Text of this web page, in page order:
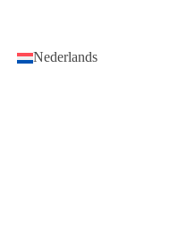
Nederlands